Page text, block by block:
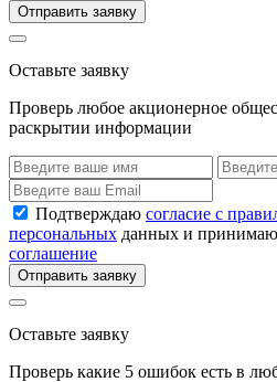
Отправить заявку
Оставьте заявку
Проверь любое акционерное
раскрытии информации
Подтверждаю согласие с
персональных данных и принимаю
соглашение
Отправить заявку
Оставьте заявку
Проверь какие 5 ошибок есть в